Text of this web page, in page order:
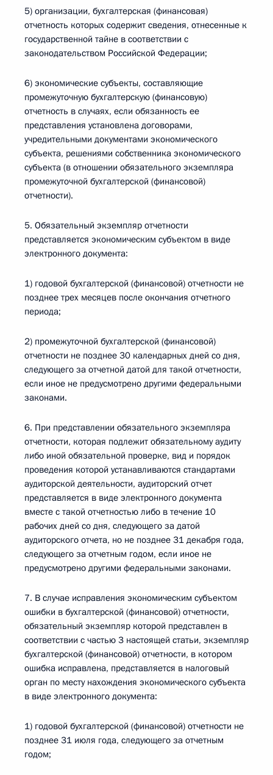
5) организации, бухгалтерская (финансовая)
отчетность которых содержит сведения, отнесенные к
государственной тайне в соответствии с
законодательством Российской Федерации;
6) экономические субъекты, составляющие
промежуточную бухгалтерскую (финансовую)
отчетность в случаях, если обязанность ее
представления установлена договорами,
учредительными документами экономического
субъекта, решениями собственника экономического
субъекта (в отношении обязательного экземпляра
промежуточной бухгалтерской (финансовой)
отчетности).
5. Обязательный экземпляр отчетности
представляется экономическим субъектом в виде
электронного документа:
1) годовой бухгалтерской (финансовой) отчетности не
позднее трех месяцев после окончания отчетного
периода;
2) промежуточной бухгалтерской (финансовой)
отчетности не позднее 30 календарных дней со дня,
следующего за отчетной датой для такой отчетности,
если иное не предусмотрено другими федеральными
законами.
6. При представлении обязательного экземпляра
отчетности, которая подлежит обязательному аудиту
либо иной обязательной проверке, вид и порядок
проведения которой устанавливаются стандартами
аудиторской деятельности, аудиторский отчет
представляется в виде электронного документа
вместе с такой отчетностью либо в течение 10
рабочих дней со дня, следующего за датой
аудиторского отчета, но не позднее 31 декабря года,
следующего за отчетным годом, если иное не
предусмотрено другими федеральными законами.
7. В случае исправления экономическим субъектом
ошибки в бухгалтерской (финансовой) отчетности,
обязательный экземпляр которой представлен в
соответствии с частью 3 настоящей статьи, экземпляр
бухгалтерской (финансовой) отчетности, в котором
ошибка исправлена, представляется в налоговый
орган по месту нахождения экономического субъекта
в виде электронного документа:
1) годовой бухгалтерской (финансовой) отчетности не
позднее 31 июля года, следующего за отчетным
годом;